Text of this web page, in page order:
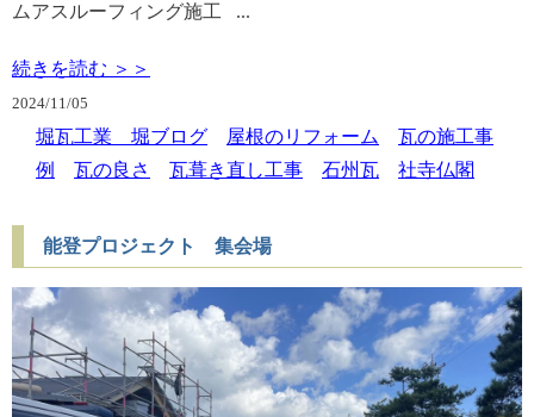
ムアスルーフィング施工 ...
続きを読む ＞＞
2024/11/05
堀瓦工業 堀ブログ 屋根のリフォーム
瓦の施工事
例
瓦の良さ 瓦葺き直し工事 石州瓦 社寺仏閣
能登プロジェクト 集会場